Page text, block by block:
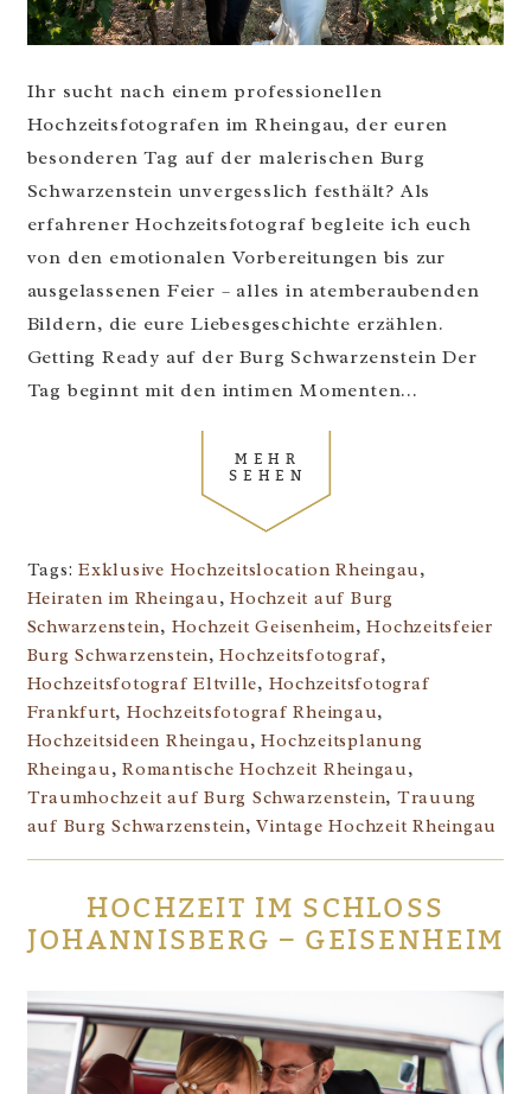
Ihr sucht nach einem professionellen
Hochzeitsfotografen im Rheingau, der euren
besonderen Tag auf der malerischen Burg
Schwarzenstein unvergesslich festhält? Als
erfahrener Hochzeitsfotograf begleite ich euch
von den emotionalen Vorbereitungen bis zur
ausgelassenen Feier – alles in atemberaubenden
Bildern, die eure Liebesgeschichte erzählen.
Getting Ready auf der Burg Schwarzenstein Der
Tag beginnt mit den intimen Momenten...
MEHR
SEHEN
Tags:Exklusive Hochzeitslocation Rheingau,
Heiraten im Rheingau,Hochzeit auf Burg
Schwarzenstein, Hochzeit Geisenheim,Hochzeitsfeier
Burg Schwarzenstein,Hochzeitsfotograf,
Hochzeitsfotograf Eltville, Hochzeitsfotograf
Frankfurt, Hochzeitsfotograf Rheingau,
Hochzeitsideen Rheingau,Hochzeitsplanung
Rheingau,Romantische Hochzeit Rheingau,
Traumhochzeit auf Burg Schwarzenstein, Trauung
auf Burg Schwarzenstein,Vintage Hochzeit Rheingau
HOCHZEIT IM SCHLOSS
JOHANNISBERG – GEISENHEIM